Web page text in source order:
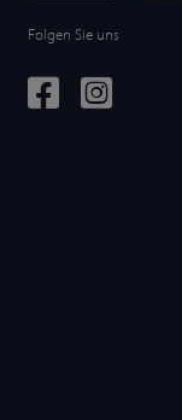
Folgen Sie uns